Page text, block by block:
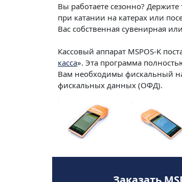
Вы работаете сезонно?
при катании на катерах или
Вас собственная сувенирная
Кассовый аппарат MSPOS-K
касса». Эта программа
Вам необходимы фискальный
фискальных данных (ОФД).